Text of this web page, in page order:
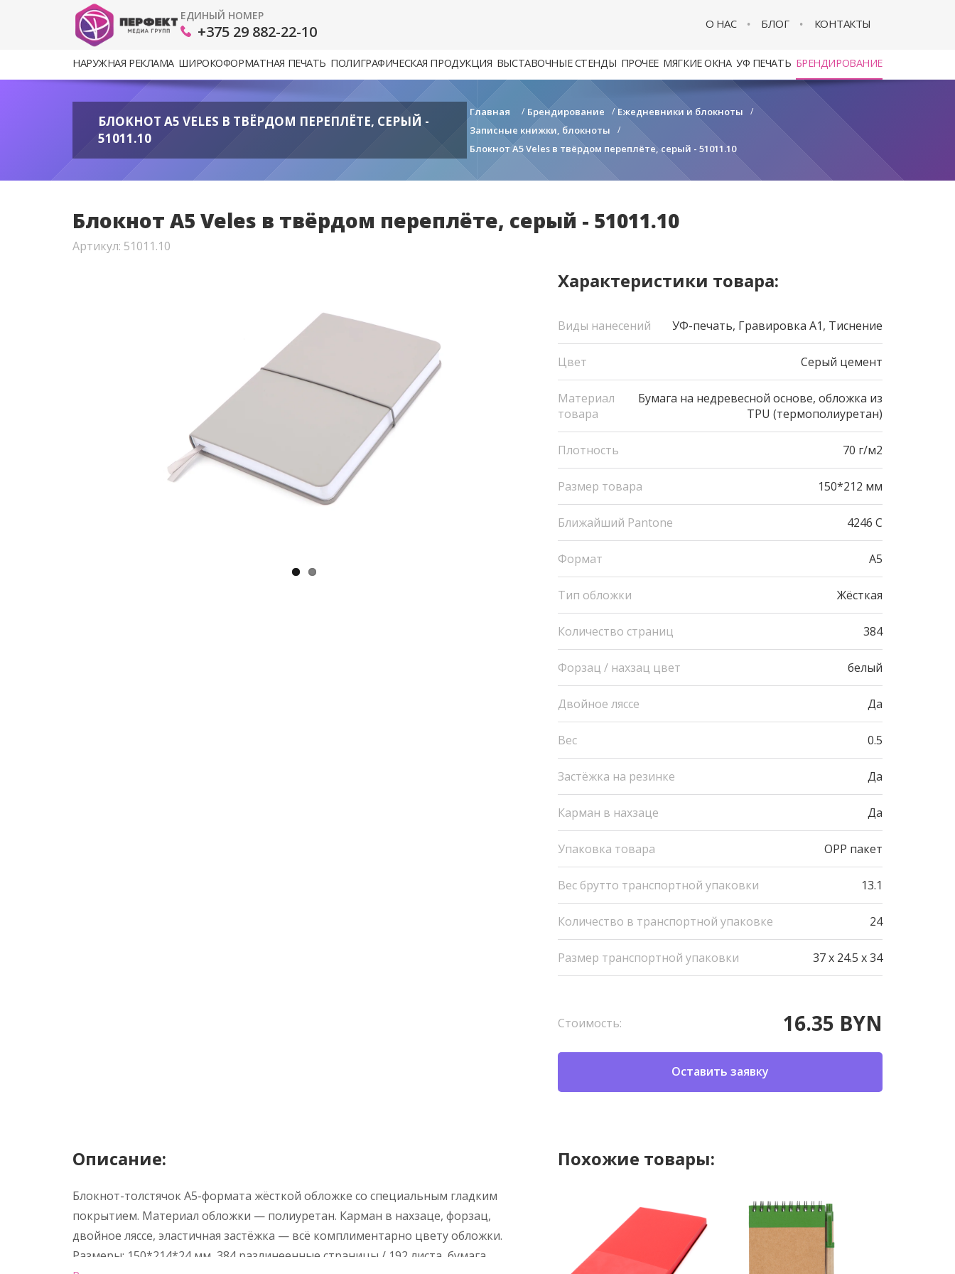
ЕДИНЫЙ НОМЕР
+375 29 882-22-10 О НАС БЛОГ КОНТАКТЫ
НАРУЖНАЯ РЕКЛАМА ШИРОКОФОРМАТНАЯ ПЕЧАТЬ ПОЛИГРАФИЧЕСКАЯ ПРОДУКЦИЯ ВЫСТАВОЧНЫЕ СТЕНДЫ ПРОЧЕЕ МЯГКИЕ ОКНА УФ ПЕЧАТЬ БРЕНДИРОВАНИЕ
БЛОКНОТ A5 VELES В ТВЁРДОМ ПЕРЕПЛЁТЕ, СЕРЫЙ -
51011.10
Главная / Брендирование / Ежедневники и блокноты /
Записные книжки, блокноты /
Блокнот A5 Veles в твёрдом переплёте, серый - 51011.10
Блокнот A5 Veles в твёрдом переплёте, серый - 51011.10
Артикул: 51011.10
Характеристики товара:
Виды нанесений УФ-печать, Гравировка А1, Тиснение
Цвет Серый цемент
Материал
товара
Бумага на недревесной основе, обложка из
TPU (термополиуретан)
Плотность 70 г/м2
Размер товара 150*212 мм
Ближайший Pantone 4246 С
Формат A5
Тип обложки Жёсткая
Количество страниц 384
Форзац / нахзац цвет белый
Двойное ляссе Да
Вес 0.5
Застёжка на резинке Да
Карман в нахзаце Да
Упаковка товара OPP пакет
Вес брутто транспортной упаковки 13.1
Количество в транспортной упаковке 24
Размер транспортной упаковки 37 x 24.5 x 34
Стоимость: 16.35 BYN
Оставить заявку
Описание:
Блокнот-толстячок А5-формата жёсткой обложке со специальным гладким
покрытием. Материал обложки — полиуретан. Карман в нахзаце, форзац,
двойное ляссе, эластичная застёжка — всё комплиментарно цвету обложки.
Размеры: 150*214*24 мм, 384 разлинеенные страницы / 192 листа, бумага
Похожие товары: